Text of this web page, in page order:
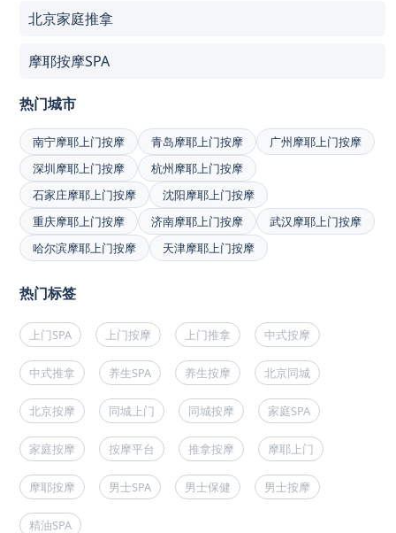
北京家庭推拿
摩耶按摩SPA
热门城市
南宁摩耶上门按摩 青岛摩耶上门按摩
广州摩耶上门按摩
深圳摩耶上门按摩
杭州摩耶上门按摩
石家庄摩耶上门按摩
沈阳摩耶上门按摩
重庆摩耶上门按摩
济南摩耶上门按摩
武汉摩耶上门按摩
哈尔滨摩耶上门按摩
天津摩耶上门按摩
热门标签
上门SPA 上门按摩 上门推拿 中式按摩
中式推拿 养生SPA 养生按摩 北京同城
北京按摩 同城上门 同城按摩 家庭SPA
家庭按摩 按摩平台 推拿按摩 摩耶上门
摩耶按摩 男士SPA 男士保健 男士按摩
精油SPA